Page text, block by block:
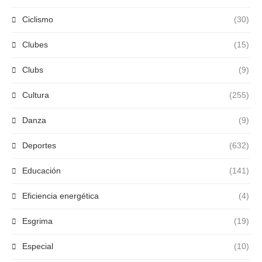
Ciclismo (30)
Clubes (15)
Clubs (9)
Cultura (255)
Danza (9)
Deportes (632)
Educación (141)
Eficiencia energética (4)
Esgrima (19)
Especial (10)